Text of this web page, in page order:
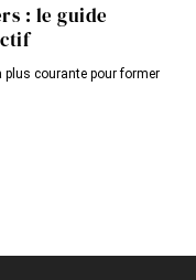
: le guide
plus courante pour former